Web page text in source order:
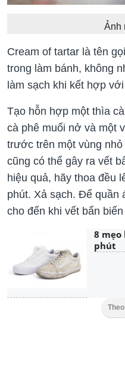
Ảnh
Cream of tartar là tên
trong làm bánh, không
làm sạch khi kết hợp
Tạo hỗn hợp một thìa
cà phê muối nở và một
trước trên một vùng
cũng có thể gây ra vết
hiệu quả, hãy thoa đều
phút. Xả sạch. Để quần
cho đến khi vết bẩn
8 mẹo
phút
Theo